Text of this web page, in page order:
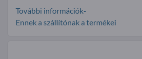
További információk-
Ennek a szállítónak a termékei